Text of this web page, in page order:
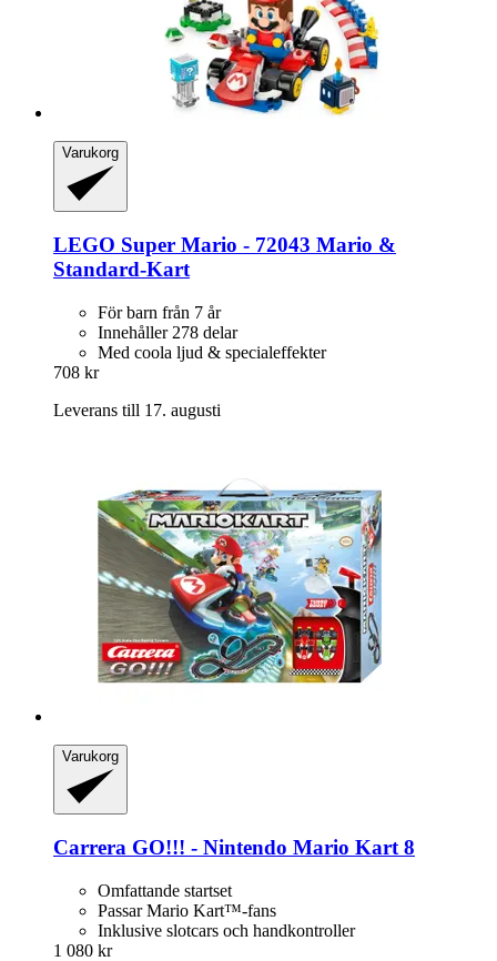
Varukorg
LEGO Super Mario -​ 72043 Mario &
Standard-​Kart
För barn från 7 år
Innehåller 278 delar
Med coola ljud & specialeffekter
708 kr
Leverans till 17. augusti
Varukorg
Carrera GO!!! -​ Nintendo Mario Kart 8
Omfattande startset
Passar Mario Kart™-fans
Inklusive slotcars och handkontroller
1 080 kr